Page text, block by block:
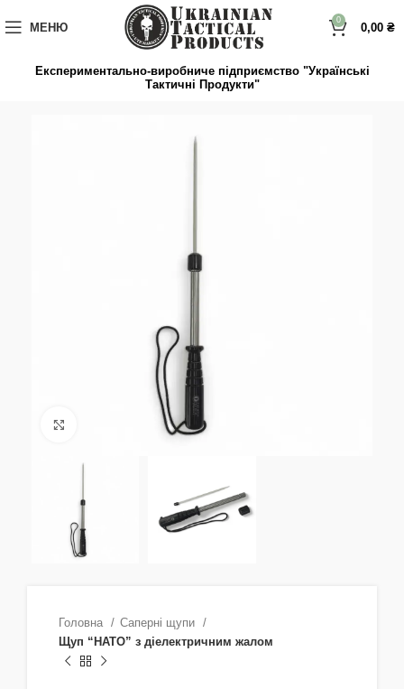
вмістуМЕНЮ
0
0,00 ₴
Експериментально-виробниче підприємство "Українські
Тактичні Продукти"
Натисніть, щоб збільшити
Головна
Саперні щупи
Щуп “НАТО” з діелектричним жалом